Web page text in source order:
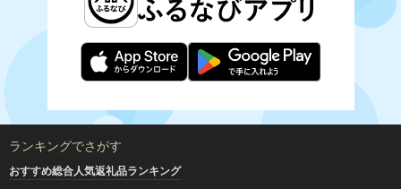
ランキングでさがす
おすすめ総合人気返礼品ランキング